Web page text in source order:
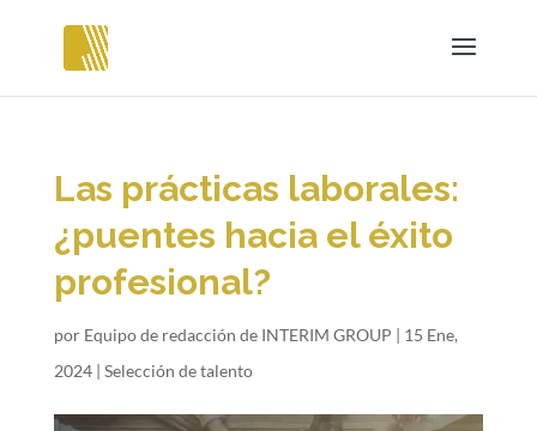
Las prácticas laborales:
¿puentes hacia el éxito
profesional?
por Equipo de redacción de INTERIM GROUP | 15 Ene,
2024| Selección de talento